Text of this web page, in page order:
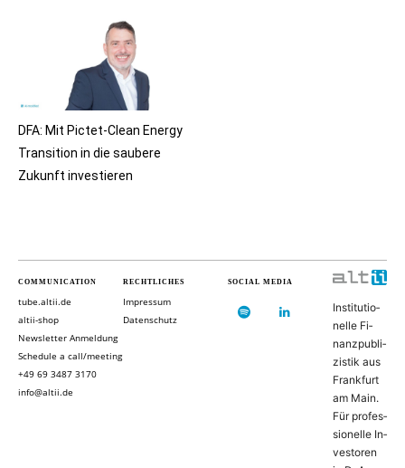
DFA: Mit Pictet-Clean Energy
Transition in die saubere
Zukunft investieren
COMMUNICATION
tube.altii.de
altii-shop
Newsletter Anmeldung
Schedule a call/meeting
+49 69 3487 3170
info@altii.de
RECHTLICHES
Impressum
Datenschutz
SOCIAL MEDIA
In­sti­tu­ti­o­
nel­le Fi­
nanz­pu­bli­
zis­tik aus
Frank­furt
am Main.
Für pro­fes­
si­o­nel­le In­
ves­to­ren